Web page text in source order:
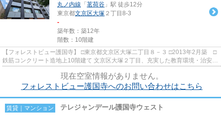
丸ノ内線 「 茗荷谷 」駅 徒歩12分
東京都文京区大塚 ２丁目8-3
-
築年数：築12年
階数：10階建
【フォレストビュー護国寺】 □東京都文京区大塚二丁目８－３ □2013年2月築 □
鉄筋コンクリート造地上10階建て 文京区大塚２丁目、充実した教育環境・治安の
現在空室情報がありません。
フォレストビュー護国寺へのお問い合わせはこちら
賃貸｜マンション テレジャンデール護国寺ウェスト